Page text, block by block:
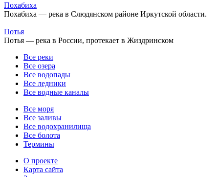
Похабиха
Похабиха — река в Слюдянском районе Иркутской области.
Потья
Потья — река в России, протекает в Жиздринском
Все реки
Все озера
Все водопады
Все ледники
Все водные каналы
Все моря
Все заливы
Все водохранилища
Все болота
Термины
О проекте
Карта сайта